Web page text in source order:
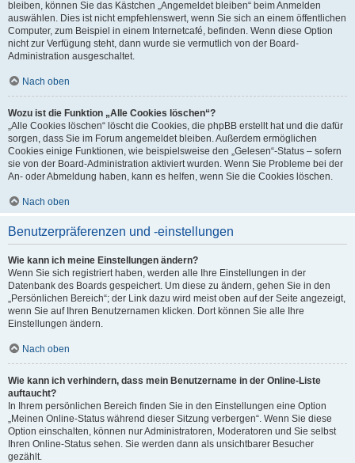
bleiben, können Sie das Kästchen „Angemeldet bleiben“ beim Anmelden
auswählen. Dies ist nicht empfehlenswert, wenn Sie sich an einem öffentlichen
Computer, zum Beispiel in einem Internetcafé, befinden. Wenn diese Option
nicht zur Verfügung steht, dann wurde sie vermutlich von der Board-
Administration ausgeschaltet.
Nach oben
Wozu ist die Funktion „Alle Cookies löschen“?
„Alle Cookies löschen“ löscht die Cookies, die phpBB erstellt hat und die dafür
sorgen, dass Sie im Forum angemeldet bleiben. Außerdem ermöglichen
Cookies einige Funktionen, wie beispielsweise den „Gelesen“-Status – sofern
sie von der Board-Administration aktiviert wurden. Wenn Sie Probleme bei der
An- oder Abmeldung haben, kann es helfen, wenn Sie die Cookies löschen.
Nach oben
Benutzerpräferenzen und -einstellungen
Wie kann ich meine Einstellungen ändern?
Wenn Sie sich registriert haben, werden alle Ihre Einstellungen in der
Datenbank des Boards gespeichert. Um diese zu ändern, gehen Sie in den
„Persönlichen Bereich“; der Link dazu wird meist oben auf der Seite angezeigt,
wenn Sie auf Ihren Benutzernamen klicken. Dort können Sie alle Ihre
Einstellungen ändern.
Nach oben
Wie kann ich verhindern, dass mein Benutzername in der Online-Liste
auftaucht?
In Ihrem persönlichen Bereich finden Sie in den Einstellungen eine Option
„Meinen Online-Status während dieser Sitzung verbergen“. Wenn Sie diese
Option einschalten, können nur Administratoren, Moderatoren und Sie selbst
Ihren Online-Status sehen. Sie werden dann als unsichtbarer Besucher
gezählt.